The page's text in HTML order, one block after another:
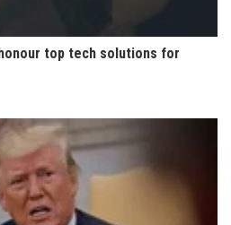
top tech solutions for